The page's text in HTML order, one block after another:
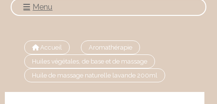
Menu
Accueil
Aromathérapie
Huiles végétales, de base et de massage
Huile de massage naturelle lavande 200ml